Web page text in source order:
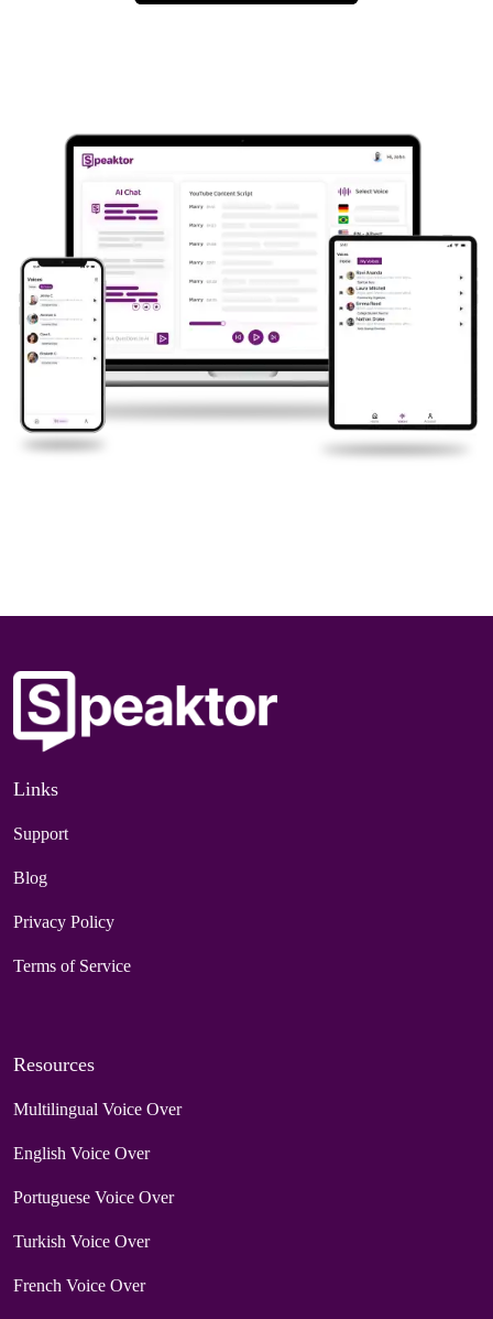
Links
Support
Blog
Privacy Policy
Terms of Service
Resources
Multilingual Voice Over
English Voice Over
Portuguese Voice Over
Turkish Voice Over
French Voice Over